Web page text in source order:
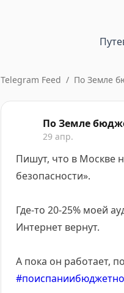
Telegram Feed / По Земле
По Земле
29 апр.
Пишут, что в Москве
безопасности».
Где-то 20-25% моей
Интернет вернут.
А пока он работает,
#поиспаниибюджетно